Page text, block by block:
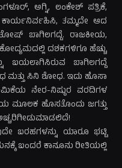
ಅಗ್ನಿ, ಲಂಕೇಶ್ ಪತ್ರಿಕೆ,
ಕಾರ್ಯನಿರ್ವಹಿಸಿ, ತಮ್ಮದೇ ಆದ
ಬಾಗಿಲಗದ್ದೆ. ರಾಜಕೀಯ,
ದಶಕಗಳಿಗೂ ಹೆಚ್ಚು
ಬಯಲಾಗಿಸಿರುವ ಬಾಗಿಲಗದ್ದೆ
ಸಿನಿ ಶೋಧ. ಇದು ಹೊಸಾ
ನೇರ-ನಿಷ್ಠುರ ವರದಿಗಳ
ಮೂಲಕ ಹೊಸತೊಂದು ಜಗತ್ತು
ಬರಹಗಳನ್ನು ಯಾರೂ ಭಟ್ಟಿ
ಬಂದರೆ ಕಾನೂನು ರೀತಿಯಲ್ಲಿ